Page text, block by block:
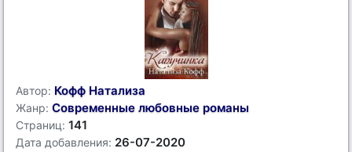
Автор: Кофф Натализа
Жанр: Современные любовные романы
Страниц: 141
Дата добавления: 26-07-2020